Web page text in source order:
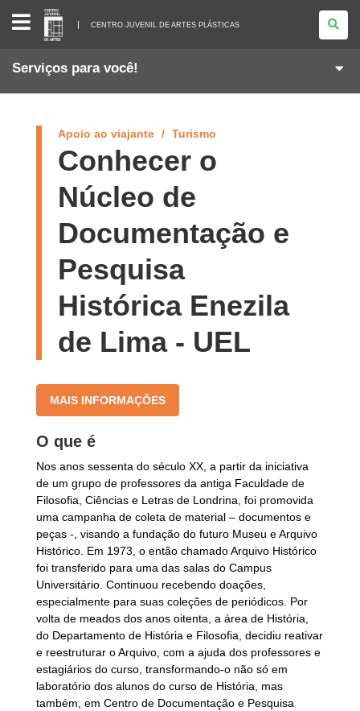
CENTRO
JUVENIL
DE
CENTRO JUVENIL DE ARTES PLÁSTICAS
Serviços para você!
Apoio ao viajante Turismo
Conhecer o
Núcleo de
Documentação e
Pesquisa
Histórica Enezila
de Lima - UEL
MAIS INFORMAÇÕES
O que é
Nos anos sessenta do século XX, a partir da iniciativa
de um grupo de professores da antiga Faculdade de
Filosofia, Ciências e Letras de Londrina, foi promovida
uma campanha de coleta de material – documentos e
peças -, visando a fundação do futuro Museu e Arquivo
Histórico. Em 1973, o então chamado Arquivo Histórico
foi transferido para uma das salas do Campus
Universitário. Continuou recebendo doações,
especialmente para suas coleções de periódicos. Por
volta de meados dos anos oitenta, a área de História,
do Departamento de História e Filosofia, decidiu reativar
e reestruturar o Arquivo, com a ajuda dos professores e
estagiários do curso, transformando-o não só em
laboratório dos alunos do curso de História, mas
também, em Centro de Documentação e Pesquisa